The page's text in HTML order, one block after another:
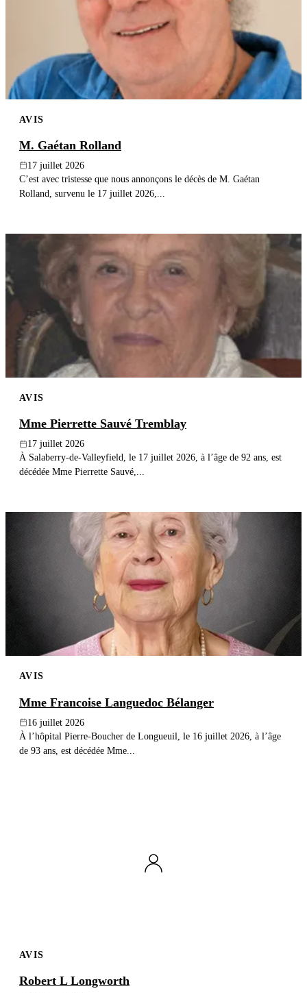
AVIS
M. Gaétan Rolland
17 juillet 2026
C’est avec tristesse que nous annonçons le décès de M. Gaétan
Rolland, survenu le 17 juillet 2026,...
AVIS
Mme Pierrette Sauvé Tremblay
17 juillet 2026
À Salaberry-de-Valleyfield, le 17 juillet 2026, à l’âge de 92 ans, est
décédée Mme Pierrette Sauvé,...
AVIS
Mme Francoise Languedoc Bélanger
16 juillet 2026
À l’hôpital Pierre-Boucher de Longueuil, le 16 juillet 2026, à l’âge
de 93 ans, est décédée Mme...
AVIS
Robert L Longworth